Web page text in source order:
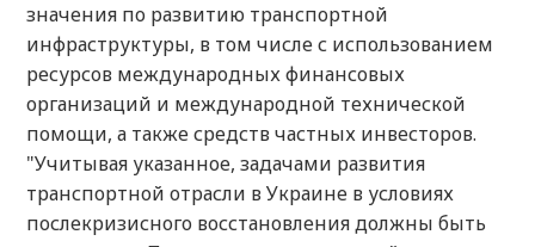
значения по развитию транспортной
инфраструктуры, в том числе с использованием
ресурсов международных финансовых
организаций и международной технической
помощи, а также средств частных инвесторов.
"Учитывая указанное, задачами развития
транспортной отрасли в Украине в условиях
послекризисного восстановления должны быть